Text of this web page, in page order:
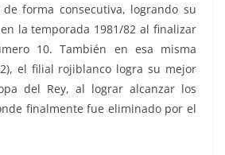
forma consecutiva, logrando su
la temporada 1981/82 al finalizar
10. También en esa misma
el filial rojiblanco logra su mejor
del Rey, al lograr alcanzar los
finalmente fue eliminado por el